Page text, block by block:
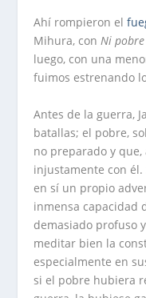
Ahí rompieron el
Mihura, conNi
luego, con una
fuimos estrenando
Antes de la guerra,
batallas; el pobre,
no preparado y
injustamente con
en sí un propio
inmensa capacidad
demasiado profuso
meditar bien la
especialmente en
si el pobre hubiera